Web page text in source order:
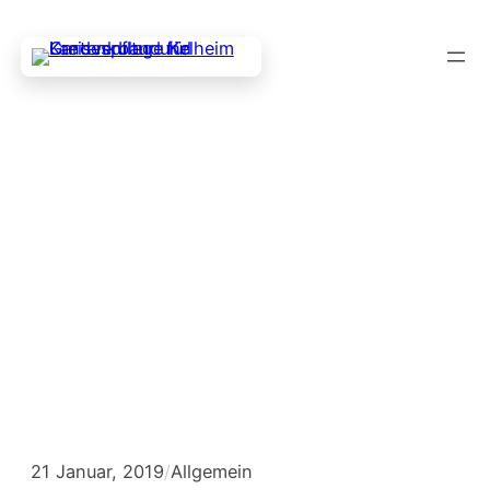
Inhalt
springen
21 Januar, 2019/Allgemein